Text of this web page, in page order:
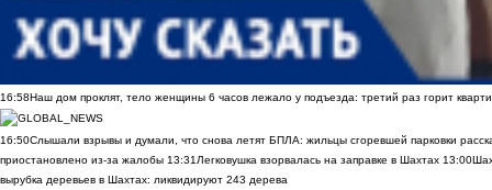
16:58Наш дом проклят, тело женщины 6 часов лежало у подъезда: третий раз горит
16:50Слышали взрывы и думали, что снова летят БПЛА: жильцы сгоревшей парковки
приостановлено из-за жалобы 13:31Легковушка взорвалась на заправке в Шахтах 13:00
вырубка деревьев в Шахтах: ликвидируют 243 дерева